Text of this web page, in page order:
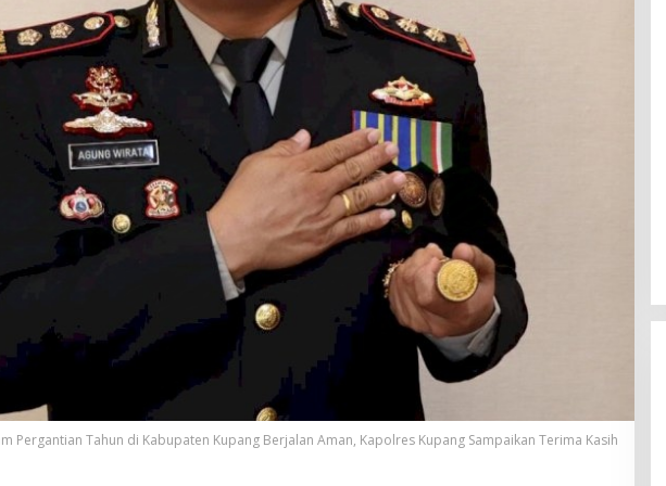
Pergantian Tahun di Kabupaten Kupang Berjalan Aman, Kapolres Kupang Sampaikan Terima Kasih
Rayakan HUT ke-52, DPD Provinsi
NTT Gelar Sejumlah Kegiatan.
Di Berita, Berita Daerah, Ekonomi, Politik
Januari 2025